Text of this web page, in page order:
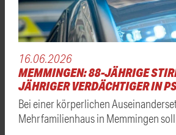
16.06.2026
MEMMINGEN: 88-JÄHRIGE
JÄHRIGER VERDÄCHTIGER IN
Bei einer körperlichen
Mehrfamilienhaus in Memmingen